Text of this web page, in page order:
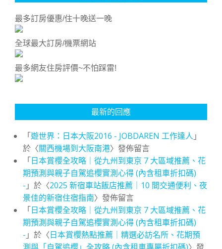
最多訂房優惠/住十晚送一晚
全球最大訂房/機票網站
最多網友住房評價~不怕踩雷!
最新的回應
「遊世界：日本大阪2016 - JOBDAREN 工作達人 」
於〈關西機場到大阪南港〉發佈留言
「日本賞櫻全攻略｜從九州到東京 7 大區域推薦、花
期預測與親子自駕追櫻實測心得 (內含租車折扣碼)
- 」於〈2025 新宿車站飯店推薦｜10 間交通便利、夜
景佳的新宿住宿指南〉發佈留言
「日本賞櫻全攻略｜從九州到東京 7 大區域推薦、花
期預測與親子自駕追櫻實測心得 (內含租車折扣碼)
- 」於〈日本賞櫻熱點推薦｜精選必訪名所、花期預